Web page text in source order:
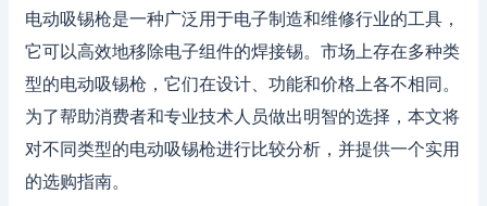
电动吸锡枪是一种广泛用于电子制造和维修行业的工具，
它可以高效地移除电子组件的焊接锡。市场上存在多种类
型的电动吸锡枪，它们在设计、功能和价格上各不相同。
为了帮助消费者和专业技术人员做出明智的选择，本文将
对不同类型的电动吸锡枪进行比较分析，并提供一个实用
的选购指南。